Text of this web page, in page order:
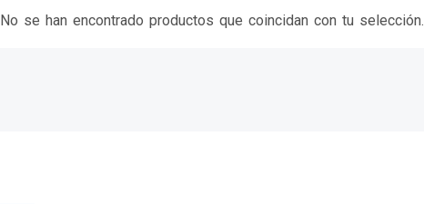
No se han encontrado productos que coincidan con tu selección.